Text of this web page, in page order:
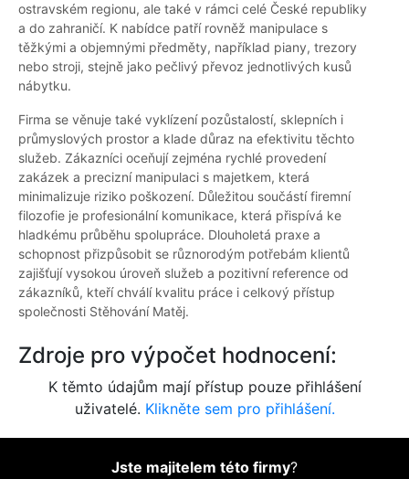
ostravském regionu, ale také v rámci celé České republiky
a do zahraničí. K nabídce patří rovněž manipulace s
těžkými a objemnými předměty, například piany, trezory
nebo stroji, stejně jako pečlivý převoz jednotlivých kusů
nábytku.
Firma se věnuje také vyklízení pozůstalostí, sklepních i
průmyslových prostor a klade důraz na efektivitu těchto
služeb. Zákazníci oceňují zejména rychlé provedení
zakázek a precizní manipulaci s majetkem, která
minimalizuje riziko poškození. Důležitou součástí firemní
filozofie je profesionální komunikace, která přispívá ke
hladkému průběhu spolupráce. Dlouholetá praxe a
schopnost přizpůsobit se různorodým potřebám klientů
zajišťují vysokou úroveň služeb a pozitivní reference od
zákazníků, kteří chválí kvalitu práce i celkový přístup
společnosti Stěhování Matěj.
Zdroje pro výpočet hodnocení:
K těmto údajům mají přístup pouze přihlášení
uživatelé. Klikněte sem pro přihlášení.
Jste majitelem této firmy?